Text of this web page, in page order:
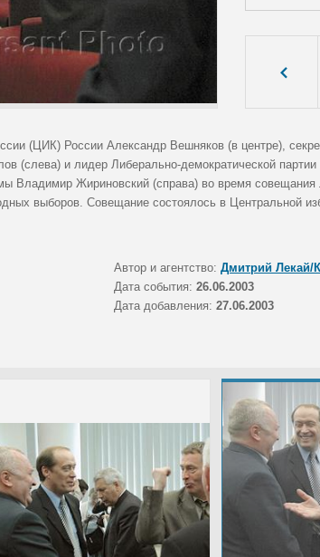
(ЦИК) России Александр Вешняков (в центре),
(слева) и лидер Либерально-демократической
Владимир Жириновский (справа) во время совещания
выборов. Совещание состоялось в Центральной
Автор и агентство: Дмитрий Лекай/
Дата события: 26.06.2003
Дата добавления: 27.06.2003